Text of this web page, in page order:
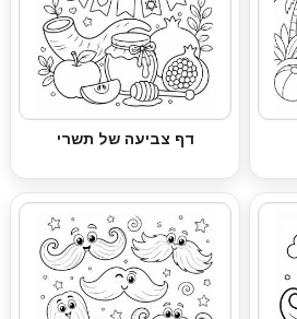
דף צביעה של תשרי